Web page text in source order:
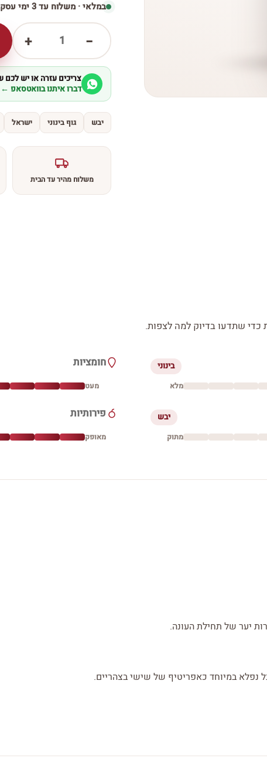
במלאי · משלוח עד 3 ימי עסקים
−
1
+
צריכים עזרה או יש
דברו איתנו בוואטסאפ ←
יבש גוף בינוני ישראל
משלוח מהיר עד הבית
שתדעו בדיוק למה לצפות.
בינוני
מלא
חומציות
מעט
יבש
מתוק
פירותיות
מאופק
יער של תחילת העונה.
נפלא במיוחד כאפריטיף של שישי בצהריים.